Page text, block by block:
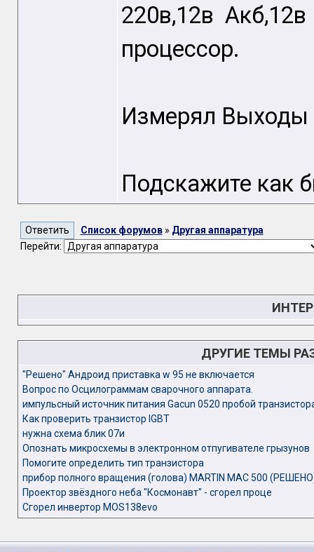
220в,12в
процессор.
Измерял Выходы
Подскажите как
Список форумов» Другая аппаратура
Перейти:
ДРУГИЕ ТЕМЫ
"Решено" Андроид приставка w 95 не включается
Вопрос по Осцилограммам сварочного аппарата.
импульсный источник питания Gacun 0520 пробой
Как проверить транзистор IGBT
нужна схема блик 07и
Опознать микросхемы в электронном отпугивателе грызунов
Помогите определить тип транзистора
прибор полного вращения (голова) MARTIN MAC 500
Проектор звёздного неба "Космонавт" - сгорел проце
Сгорел инвертор MOS138evo